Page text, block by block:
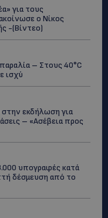
για τους
ο Νίκος
-(Βίντεο)
– Στους 40°C
ισχύ
εκδήλωση για
– «Ασέβεια προς
υπογραφές κατά
δέσμευση από το